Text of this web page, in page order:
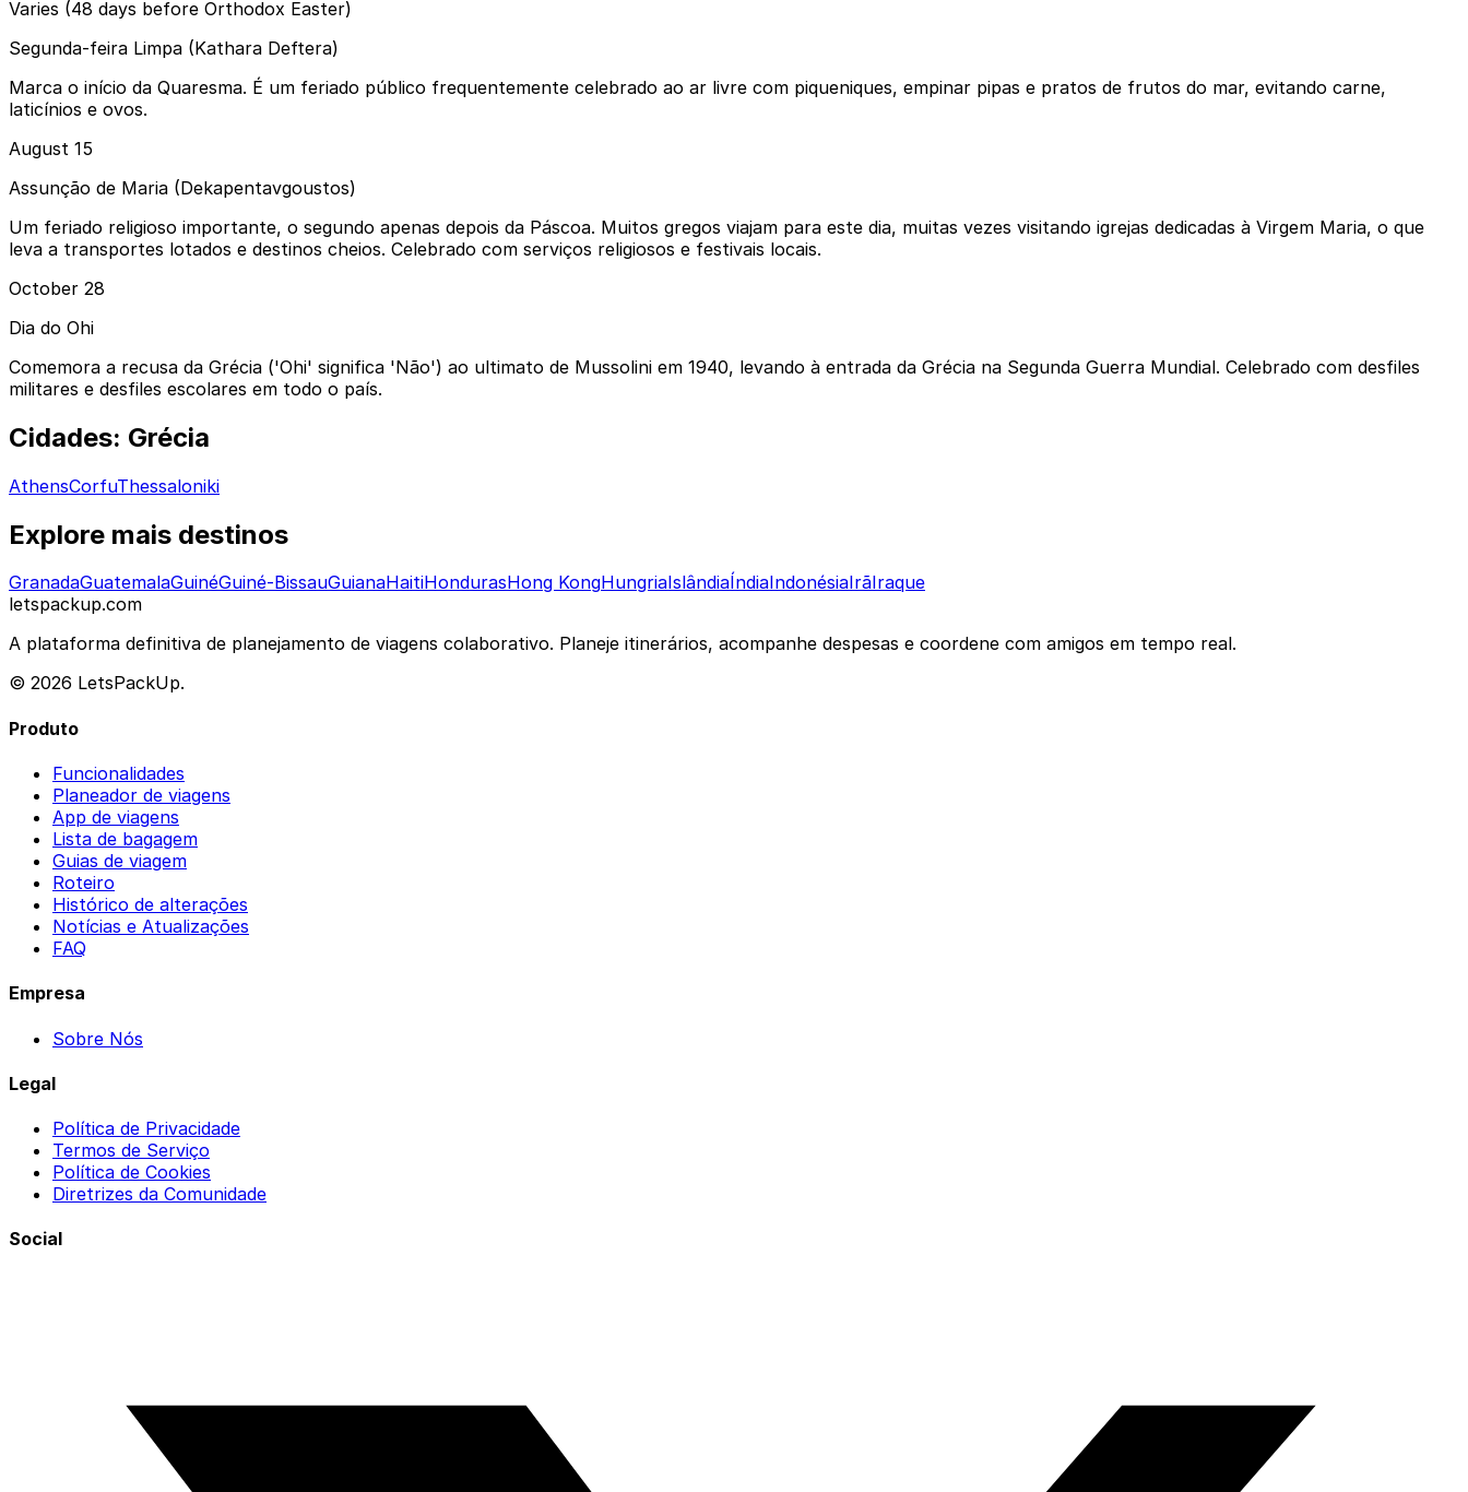
Varies (48 days before Orthodox Easter)
Segunda-feira Limpa (Kathara Deftera)
Marca o início da Quaresma. É um feriado público frequentemente celebrado ao ar livre com piqueniques, empinar pipas e pratos de frutos do mar, evitando carne,
laticínios e ovos.
August 15
Assunção de Maria (Dekapentavgoustos)
Um feriado religioso importante, o segundo apenas depois da Páscoa. Muitos gregos viajam para este dia, muitas vezes visitando igrejas dedicadas à Virgem Maria, o que
leva a transportes lotados e destinos cheios. Celebrado com serviços religiosos e festivais locais.
October 28
Dia do Ohi
Comemora a recusa da Grécia ('Ohi' significa 'Não') ao ultimato de Mussolini em 1940, levando à entrada da Grécia na Segunda Guerra Mundial. Celebrado com desfiles
militares e desfiles escolares em todo o país.
Cidades: Grécia
AthensCorfuThessaloniki
Explore mais destinos
GranadaGuatemalaGuinéGuiné-BissauGuianaHaitiHondurasHong KongHungriaIslândiaÍndiaIndonésiaIrãIraque
letspackup.com
A plataforma definitiva de planejamento de viagens colaborativo. Planeje itinerários, acompanhe despesas e coordene com amigos em tempo real.
© 2026 LetsPackUp.
Produto
Funcionalidades
Planeador de viagens
App de viagens
Lista de bagagem
Guias de viagem
Roteiro
Histórico de alterações
Notícias e Atualizações
FAQ
Empresa
Sobre Nós
Legal
Política de Privacidade
Termos de Serviço
Política de Cookies
Diretrizes da Comunidade
Social